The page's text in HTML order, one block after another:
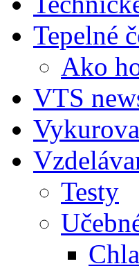
Tepelné
Ako
VTS
Testy